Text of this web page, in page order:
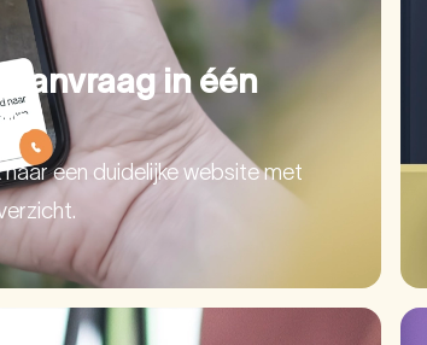
in één
een duidelijke website met